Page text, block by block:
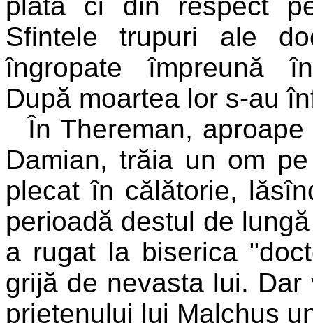
Sfintele trupuri ale
îngropate împreună
După moartea lor s-au
În Thereman,
Damian, trăia un om
plecat în călătorie,
perioadă destul de
a rugat la biserica
grijă de nevasta lui.
prietenului lui Malchus